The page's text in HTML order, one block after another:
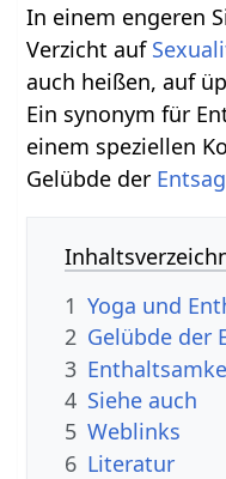
In einem engeren
Verzicht auf
auch heißen, auf
Ein synonym für
einem speziellen
Gelübde der
1 Yoga und
2 Gelübde der
3
4 Siehe auch
5 Weblinks
6 Literatur